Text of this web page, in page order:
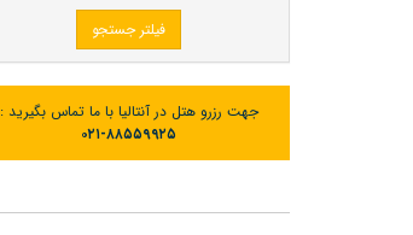
فیلتر جستجو
جهت رزرو هتل در آنتالیا با ما تماس بگیرید :
۰۲۱-۸۸۵۵۹۹۲۵